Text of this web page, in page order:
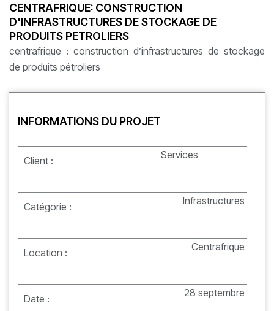
CENTRAFRIQUE: CONSTRUCTION
D'INFRASTRUCTURES DE STOCKAGE DE
PRODUITS PETROLIERS
centrafrique : construction d’infrastructures de stockage
de produits pétroliers
INFORMATIONS DU PROJET
Client : Services
Catégorie : Infrastructures
Location : Centrafrique
Date : 28 septembre